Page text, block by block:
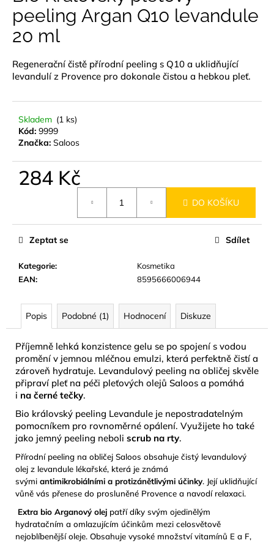
0,0
z
5
peeling Argan Q10 levandule
20 ml
Regenerační čistě přírodní peeling s Q10 a uklidňující
levandulí z Provence pro dokonale čistou a hebkou pleť.
Skladem (1 ks)
Kód: 9999
Značka: Saloos
284 Kč
DO KOŠÍKU
Kategorie:
Kosmetika
EAN: 8595666006944
Zeptat se Sdílet
Popis Podobné (1) Hodnocení Diskuze
Příjemně lehká konzistence gelu se po spojení s vodou
promění v jemnou mléčnou emulzi, která perfektně čistí a
zároveň hydratuje. Levandulový peeling na obličej skvěle
připraví pleť na péči pleťových olejů Saloos a pomáhá
i na černé tečky.
Bio královský peeling Levandule je nepostradatelným
pomocníkem pro rovnoměrné opálení. Využijete ho také
jako jemný peeling neboli scrub na rty.
Přírodní peeling na obličej Saloos obsahuje čistý levandulový
olej z levandule lékařské, která je známá
svými antimikrobiálními a protizánětlivými účinky. Její uklidňující
vůně vás přenese do prosluněné Provence a navodí relaxaci.
Extra bio Arganový olej patří díky svým ojedinělým
hydratačním a omlazujícím účinkům mezi celosvětově
nejoblíbenější oleje. Obsahuje vysoké množství vitamínů E a F,
a
j
í
t
?
p
o
u
m
e
NÁUŠNICE
Z
MUŠLE
ABALONA
NATURAL
GOLD
Kč